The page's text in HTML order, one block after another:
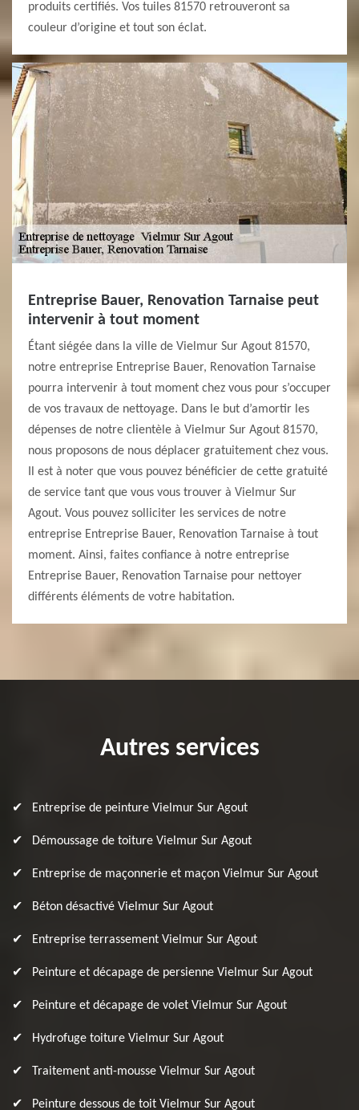
produits certifiés. Vos tuiles 81570 retrouveront sa
couleur d’origine et tout son éclat.
Entreprise Bauer, Renovation Tarnaise peut
intervenir à tout moment
Étant siégée dans la ville de Vielmur Sur Agout 81570,
notre entreprise Entreprise Bauer, Renovation Tarnaise
pourra intervenir à tout moment chez vous pour s’occuper
de vos travaux de nettoyage. Dans le but d’amortir les
dépenses de notre clientèle à Vielmur Sur Agout 81570,
nous proposons de nous déplacer gratuitement chez vous.
Il est à noter que vous pouvez bénéficier de cette gratuité
de service tant que vous vous trouver à Vielmur Sur
Agout. Vous pouvez solliciter les services de notre
entreprise Entreprise Bauer, Renovation Tarnaise à tout
moment. Ainsi, faites confiance à notre entreprise
Entreprise Bauer, Renovation Tarnaise pour nettoyer
différents éléments de votre habitation.
Autres services
Entreprise de peinture Vielmur Sur Agout
Démoussage de toiture Vielmur Sur Agout
Entreprise de maçonnerie et maçon Vielmur Sur Agout
Béton désactivé Vielmur Sur Agout
Entreprise terrassement Vielmur Sur Agout
Peinture et décapage de persienne Vielmur Sur Agout
Peinture et décapage de volet Vielmur Sur Agout
Hydrofuge toiture Vielmur Sur Agout
Traitement anti-mousse Vielmur Sur Agout
Peinture dessous de toit Vielmur Sur Agout